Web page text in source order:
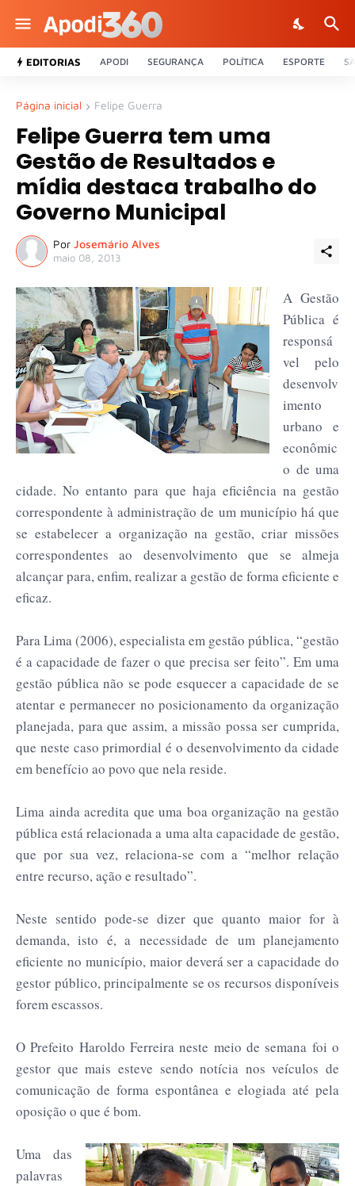
EDITORIAS APODI SEGURANÇA POLÍTICA ESPORTE
Página inicial Felipe Guerra
Felipe Guerra tem uma
Gestão de Resultados e
mídia destaca trabalho do
Governo Municipal
Por Josemário Alves
maio 08, 2013
A Gestão
Pública é
responsá
vel pelo
desenvolv
imento
urbano e
econômic
o de uma
cidade. No entanto para que haja eficiência na gestão
correspondente à administração de um município há que
se estabelecer a organização na gestão, criar missões
correspondentes ao desenvolvimento que se almeja
alcançar para, enfim, realizar a gestão de forma eficiente e
eficaz.
Para Lima (2006), especialista em gestão pública, “gestão
é a capacidade de fazer o que precisa ser feito”. Em uma
gestão pública não se pode esquecer a capacidade de se
atentar e permanecer no posicionamento da organização
planejada, para que assim, a missão possa ser cumprida,
que neste caso primordial é o desenvolvimento da cidade
em benefício ao povo que nela reside.
Lima ainda acredita que uma boa organização na gestão
pública está relacionada a uma alta capacidade de gestão,
que por sua vez, relaciona-se com a “melhor relação
entre recurso, ação e resultado”.
Neste sentido pode-se dizer que quanto maior for à
demanda, isto é, a necessidade de um planejamento
eficiente no município, maior deverá ser a capacidade do
gestor público, principalmente se os recursos disponíveis
forem escassos.
O Prefeito Haroldo Ferreira neste meio de semana foi o
gestor que mais esteve sendo notícia nos veículos de
comunicação de forma espontânea e elogiada até pela
oposição o que é bom.
Uma das
palavras